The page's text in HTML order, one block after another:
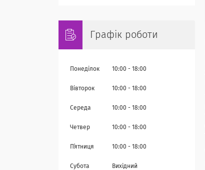
Графік роботи
Понеділок 10:00 18:00
Вівторок 10:00 18:00
Середа 10:00 18:00
Четвер 10:00 18:00
Пʼятниця 10:00 18:00
Субота Вихідний